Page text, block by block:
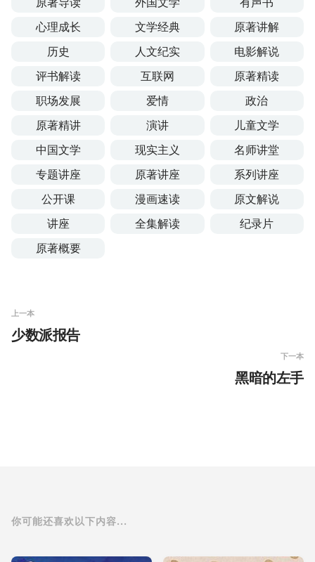
心理成长
文学经典
原著讲解
历史
人文纪实
电影解说
评书解读
互联网
原著精读
职场发展
爱情
政治
原著精讲
演讲
儿童文学
中国文学
现实主义
名师讲堂
专题讲座
原著讲座
系列讲座
公开课
漫画速读
原文解说
讲座
全集解读
纪录片
原著概要
上一本
少数派报告
下一本
黑暗的左手
你可能还喜欢以下内容...